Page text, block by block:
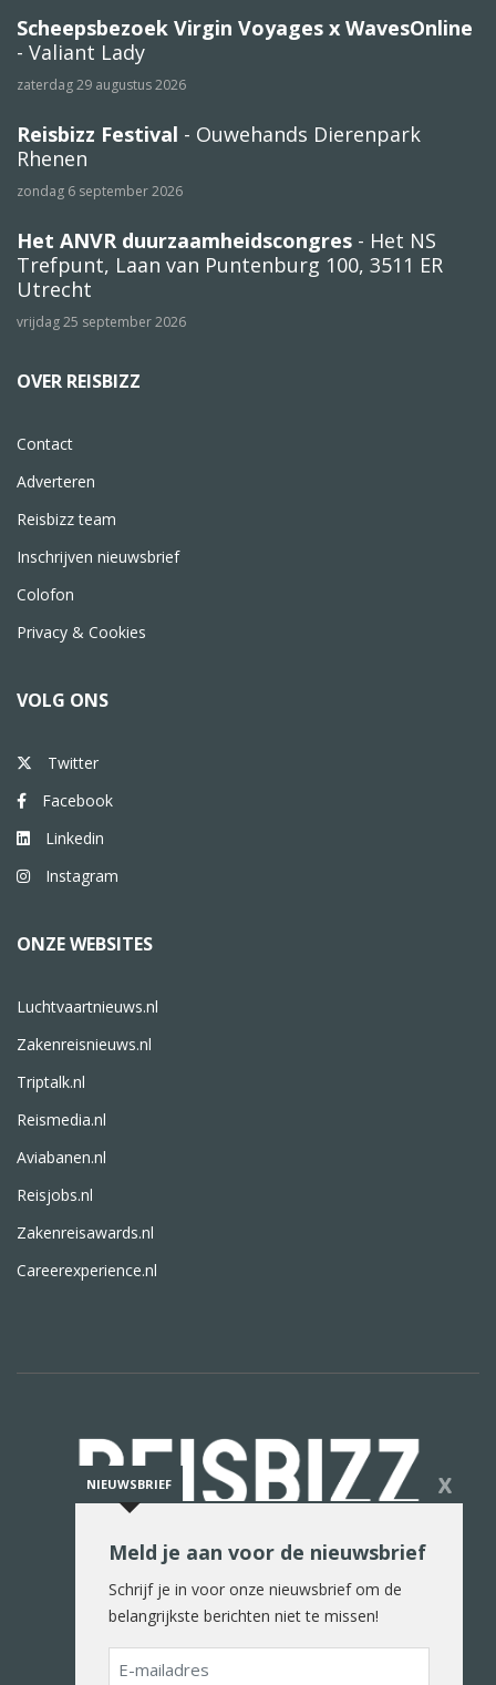
Scheepsbezoek Virgin Voyages x WavesOnline
- Valiant Lady
zaterdag 29 augustus 2026
Reisbizz Festival - Ouwehands Dierenpark
Rhenen
zondag 6 september 2026
Het ANVR duurzaamheidscongres - Het NS
Trefpunt, Laan van Puntenburg 100, 3511 ER
Utrecht
vrijdag 25 september 2026
OVER REISBIZZ
Contact
Adverteren
Reisbizz team
Inschrijven nieuwsbrief
Colofon
Privacy & Cookies
VOLG ONS
Twitter
Facebook
Linkedin
Instagram
ONZE WEBSITES
Luchtvaartnieuws.nl
Zakenreisnieuws.nl
Triptalk.nl
Reismedia.nl
Aviabanen.nl
Reisjobs.nl
Zakenreisawards.nl
Careerexperience.nl
De reiswereld in woord en beeld
NIEUWSBRIEF X
Meld je aan voor de nieuwsbrief
Schrijf je in voor onze nieuwsbrief om de
belangrijkste berichten niet te missen!
E-